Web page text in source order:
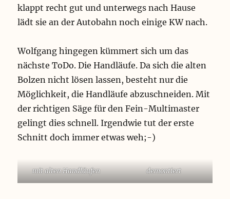
klappt recht gut und unterwegs nach Hause
lädt sie an der Autobahn noch einige KW nach.
Wolfgang hingegen kümmert sich um das
nächste ToDo. Die Handläufe. Da sich die alten
Bolzen nicht lösen lassen, besteht nur die
Möglichkeit, die Handläufe abzuschneiden. Mit
der richtigen Säge für den Fein-Multimaster
gelingt dies schnell. Irgendwie tut der erste
Schnitt doch immer etwas weh;-)
mit alten Handläufen demontiert